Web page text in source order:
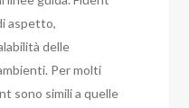
aspetto,
delle
Per molti
sono simili a quelle